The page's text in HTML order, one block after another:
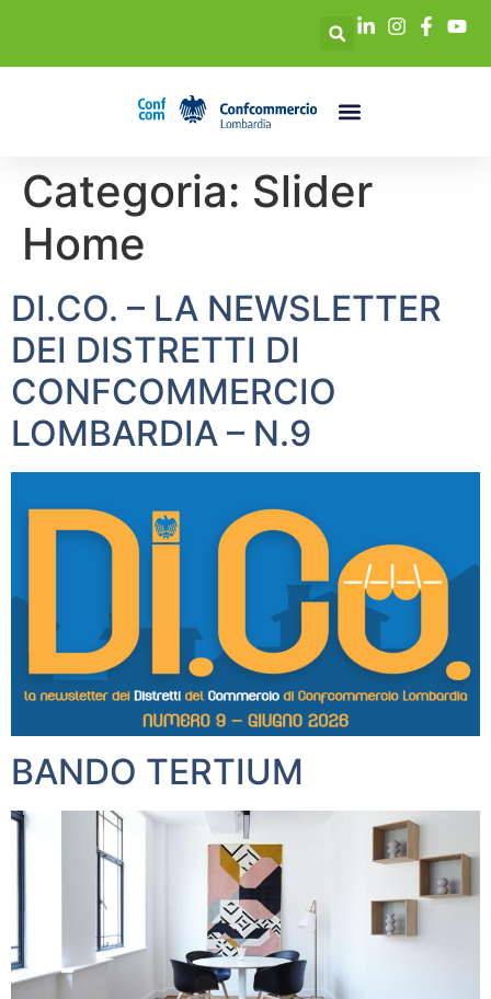
Categoria: Slider
Home
DI.CO. – LA NEWSLETTER
DEI DISTRETTI DI
CONFCOMMERCIO
LOMBARDIA – N.9
BANDO TERTIUM